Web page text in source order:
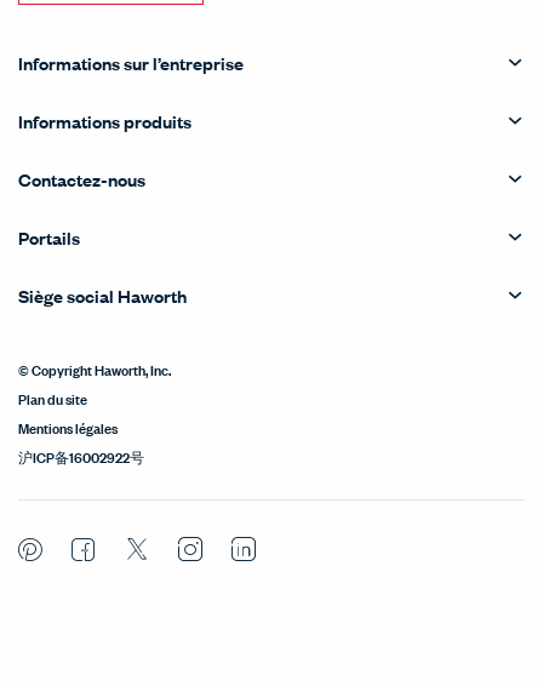
Informations sur l’entreprise
Informations produits
Contactez-nous
Portails
Siège social Haworth
© Copyright Haworth, Inc.
Plan du site
Mentions légales
沪ICP备16002922号
PinterestFacebook
TwitterInstagramLinkedIn